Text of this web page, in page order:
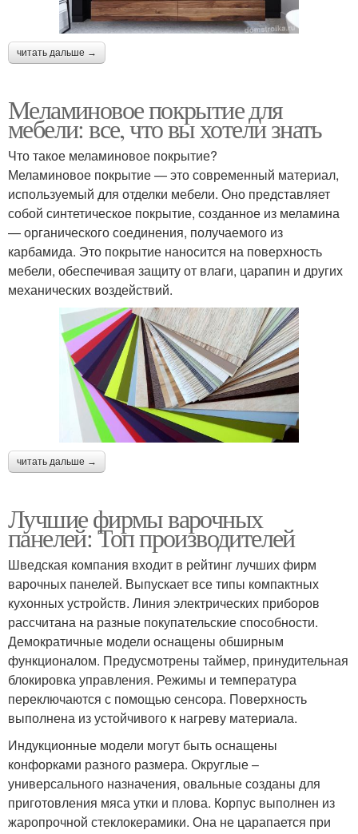
читать дальше →
Меламиновое покрытие для
мебели: все, что вы хотели знать
Что такое меламиновое покрытие?
Меламиновое покрытие — это современный материал,
используемый для отделки мебели. Оно представляет
собой синтетическое покрытие, созданное из меламина
— органического соединения, получаемого из
карбамида. Это покрытие наносится на поверхность
мебели, обеспечивая защиту от влаги, царапин и других
механических воздействий.
читать дальше →
Лучшие фирмы варочных
панелей: Топ производителей
Шведская компания входит в рейтинг лучших фирм
варочных панелей. Выпускает все типы компактных
кухонных устройств. Линия электрических приборов
рассчитана на разные покупательские способности.
Демократичные модели оснащены обширным
функционалом. Предусмотрены таймер, принудительная
блокировка управления. Режимы и температура
переключаются с помощью сенсора. Поверхность
выполнена из устойчивого к нагреву материала.
Индукционные модели могут быть оснащены
конфорками разного размера. Округлые –
универсального назначения, овальные созданы для
приготовления мяса утки и плова. Корпус выполнен из
жаропрочной стеклокерамики. Она не царапается при